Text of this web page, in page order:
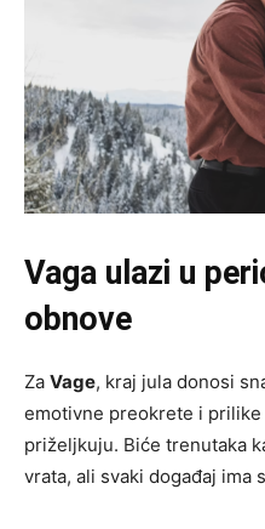
Vaga ulazi u
obnove
Za Vage, kraj jula donosi
emotivne preokrete i prilike
priželjkuju. Biće trenutaka
vrata, ali svaki događaj ima